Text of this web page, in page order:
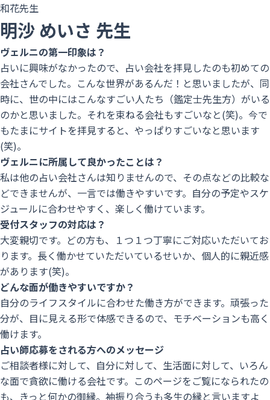
今
す
応
募
る
和花先生
明沙 めいさ 先生
ヴェルニの第一印象は？
占いに興味がなかったので、占い会社を拝見したのも初めての
会社さんでした。こんな世界があるんだ！と思いましたが、同
時に、世の中にはこんなすごい人たち（鑑定士先生方）がいる
のかと思いました。それを束ねる会社もすごいなと(笑)。今で
もたまにサイトを拝見すると、やっぱりすごいなと思います
(笑)。
ヴェルニに所属して良かったことは？
私は他の占い会社さんは知りませんので、その点などの比較な
どできませんが、一言では働きやすいです。自分の予定やスケ
ジュールに合わせやすく、楽しく働けています。
受付スタッフの対応は？
大変親切です。どの方も、１つ１つ丁寧にご対応いただいてお
ります。長く働かせていただいているせいか、個人的に親近感
があります(笑)。
どんな面が働きやすいですか？
自分のライフスタイルに合わせた働き方ができます。頑張った
分が、目に見える形で体感できるので、モチベーションも高く
働けます。
占い師応募をされる方へのメッセージ
ご相談者様に対して、自分に対して、生活面に対して、いろん
な面で貪欲に働ける会社です。このページをご覧になられたの
も、きっと何かの御縁。袖振り合うも多生の縁と言いますよ